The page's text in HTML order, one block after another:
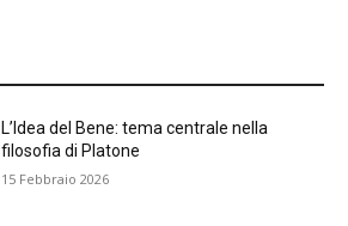
L’Idea del Bene: tema centrale nella
filosofia di Platone
15 Febbraio 2026